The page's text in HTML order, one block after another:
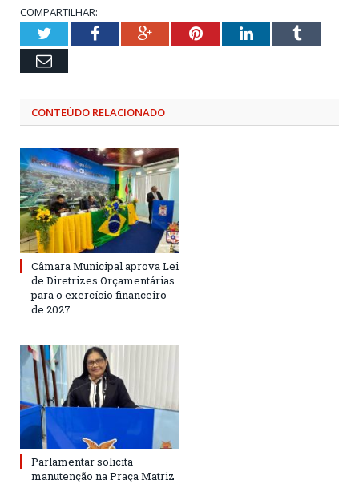
COMPARTILHAR:
TwitterFacebookGoogle+PinterestLinkedInTumblr
Email
CONTEÚDO RELACIONADO
Câmara Municipal aprova Lei
de Diretrizes Orçamentárias
para o exercício financeiro
de 2027
Parlamentar solicita
manutenção na Praça Matriz